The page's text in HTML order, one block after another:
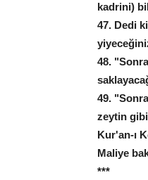
kadrini)
47. Dedi
48.
49.
zeytin
Kur'an-ı
Maliye
***